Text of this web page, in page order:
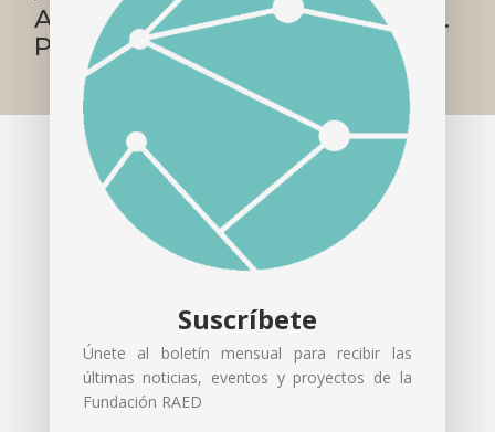
Academia Europea de Doctores.
Premio Nobel de Física 1979
Premio Nobel de Física 1979.
Recibió su doctorado en física de la
Se unió a la facultad de laUniversidad
de Californiaen Berkeley en 1961 y
regresó a Harvard
Suscríbete
Únete al boletín mensual para recibir las
últimas noticias, eventos y proyectos de la
Fundación RAED